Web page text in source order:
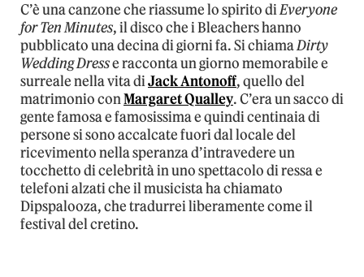
C’è una canzone che riassume lo spirito diEveryone
for Ten Minutes, il disco che i Bleachers hanno
pubblicato una decina di giorni fa. Si chiamaDirty
Wedding Dresse racconta un giorno memorabile e
surreale nella vita diJack Antonoff, quello del
matrimonio conMargaret Qualley. C’era un sacco di
gente famosa e famosissima e quindi centinaia di
persone si sono accalcate fuori dal locale del
ricevimento nella speranza d’intravedere un
tocchetto di celebrità in uno spettacolo di ressa e
telefoni alzati che il musicista ha chiamato
Dipspalooza, che tradurrei liberamente come il
festival del cretino.